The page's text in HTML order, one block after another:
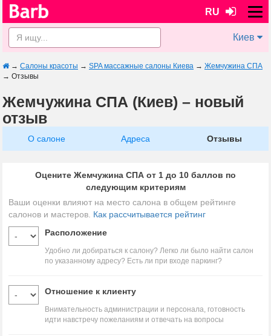
RU
Киев
→ Салоны красоты → SPA массажные салоны Киева → Жемчужина СПА
→ Отзывы
Жемчужина СПА (Киев) – новый
отзыв
О салоне Адреса Отзывы
Оцените Жемчужина СПА от 1 до 10 баллов по
следующим критериям
Ваши оценки влияют на место салона в общем рейтинге
салонов и мастеров. Как рассчитывается рейтинг
Расположение
Удобно ли добираться к салону? Легко ли было найти салон
по указанному адресу? Есть ли при входе паркинг?
Отношение к клиенту
Внимательность администрации и персонала, готовность
идти навстречу пожеланиям и отвечать на вопросы